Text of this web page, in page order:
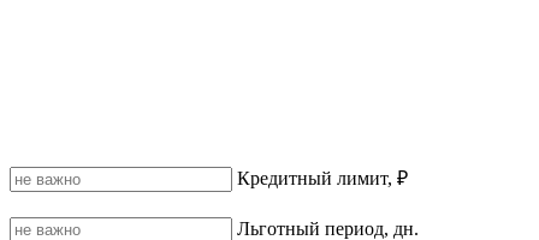
Кредитный лимит, ₽
Льготный период, дн.